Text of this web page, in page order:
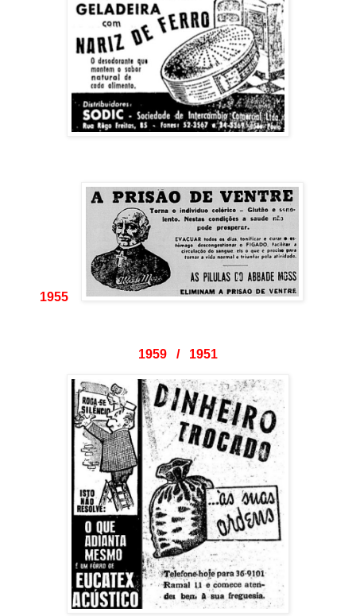
1955
1959 / 1951